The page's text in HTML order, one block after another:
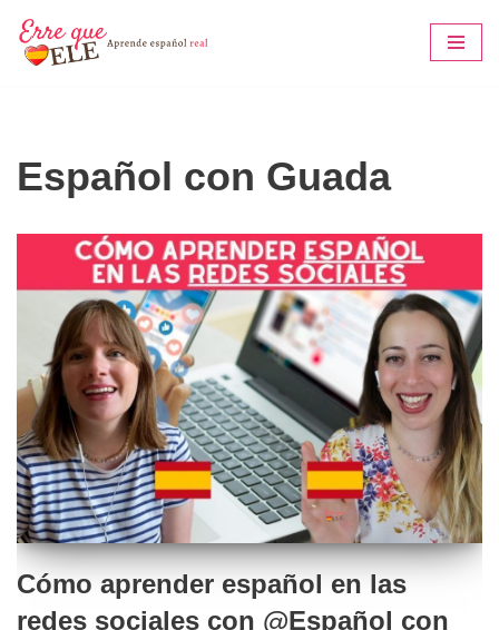
Saltar
Español con Guada
Cómo aprender español en las
redes sociales con @Español con